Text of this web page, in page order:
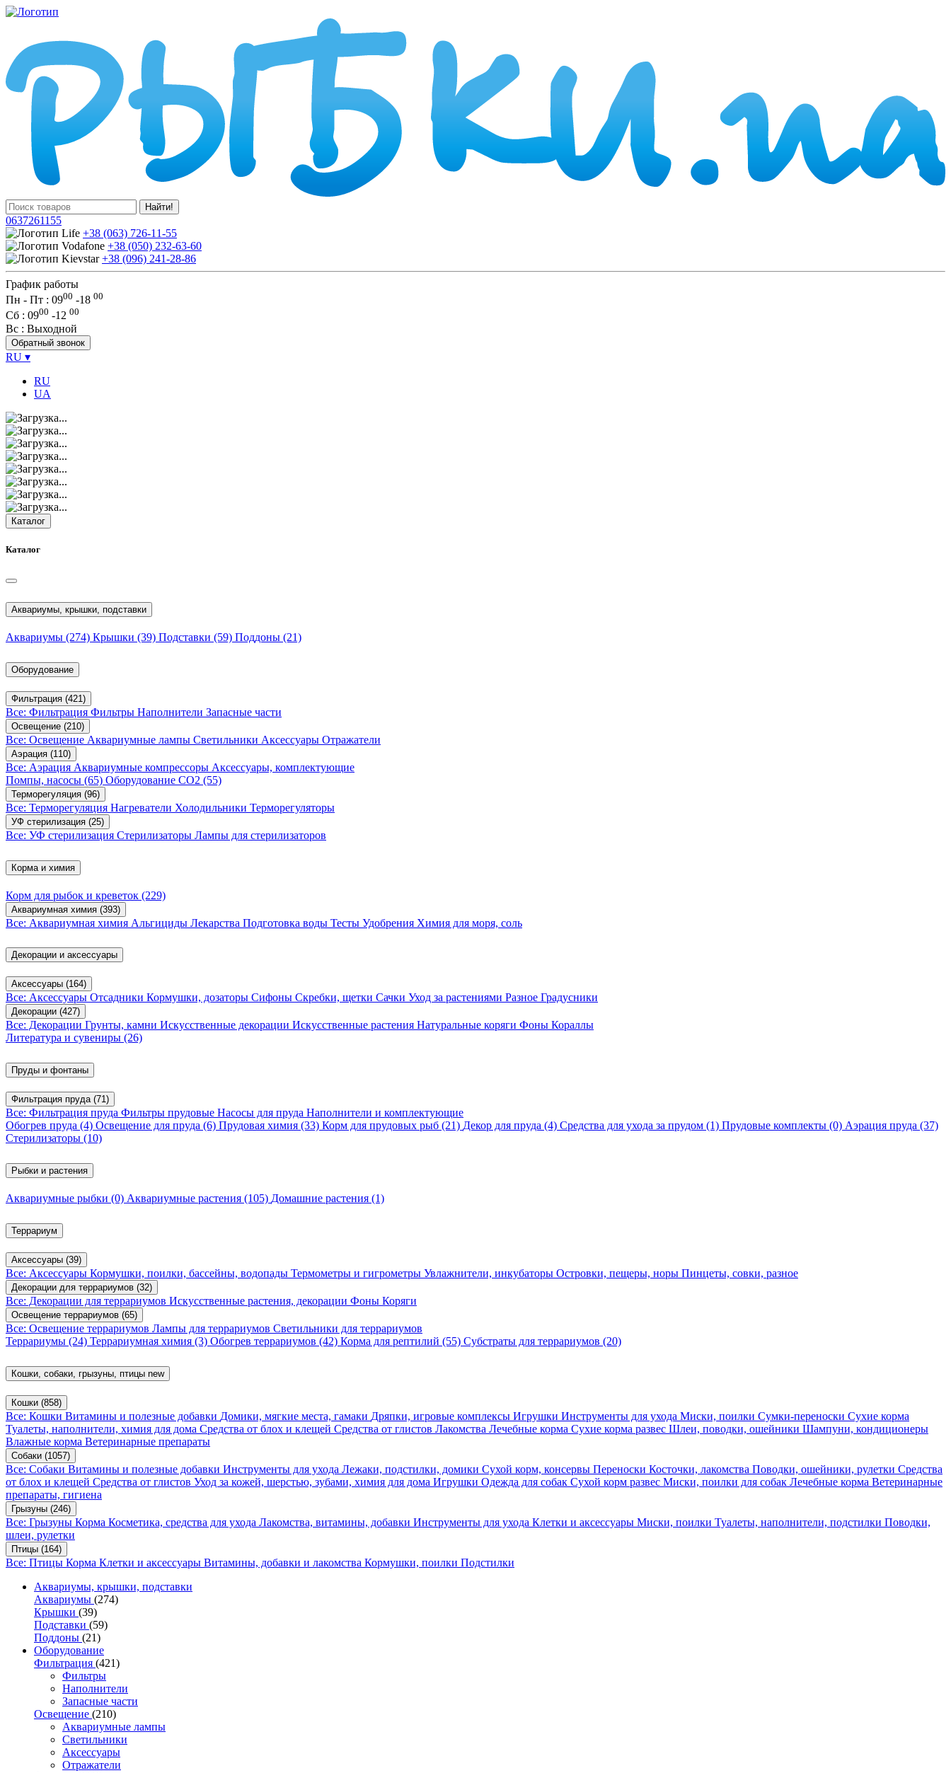
Найти!
0637261155
+38 (063) 726-11-55
+38 (050) 232-63-60
+38 (096) 241-28-86
График работы
Пн - Пт : 0900 -18 00
Сб : 0900 -12 00
Вс : Выходной
Обратный звонок
RU ▾
RU
UA
Каталог
Каталог
Аквариумы, крышки, подставки
Аквариумы (274) Крышки (39) Подставки (59) Поддоны (21)
Оборудование
Фильтрация (421)
Все: Фильтрация Фильтры Наполнители Запасные части
Освещение (210)
Все: Освещение Аквариумные лампы Светильники Аксессуары Отражатели
Аэрация (110)
Все: Аэрация Аквариумные компрессоры Аксессуары, комплектующие
Помпы, насосы (65) Оборудование CO2 (55)
Терморегуляция (96)
Все: Терморегуляция Нагреватели Холодильники Терморегуляторы
УФ стерилизация (25)
Все: УФ стерилизация Стерилизаторы Лампы для стерилизаторов
Корма и химия
Корм для рыбок и креветок (229)
Аквариумная химия (393)
Все: Аквариумная химия Альгициды Лекарства Подготовка воды Тесты Удобрения Химия для моря, соль
Декорации и аксессуары
Аксессуары (164)
Все: Аксессуары Отсадники Кормушки, дозаторы Сифоны Скребки, щетки Сачки Уход за растениями Разное Градусники
Декорации (427)
Все: Декорации Грунты, камни Искусственные декорации Искусственные растения Натуральные коряги Фоны Кораллы
Литература и сувениры (26)
Пруды и фонтаны
Фильтрация пруда (71)
Все: Фильтрация пруда Фильтры прудовые Насосы для пруда Наполнители и комплектующие
Обогрев пруда (4) Освещение для пруда (6) Прудовая химия (33) Корм для прудовых рыб (21) Декор для пруда (4) Средства для ухода за прудом (1) Прудовые комплекты (0) Аэрация пруда (37)
Стерилизаторы (10)
Рыбки и растения
Аквариумные рыбки (0) Аквариумные растения (105) Домашние растения (1)
Террариум
Аксессуары (39)
Все: Аксессуары Кормушки, поилки, бассейны, водопады Термометры и гигрометры Увлажнители, инкубаторы Островки, пещеры, норы Пинцеты, совки, разное
Декорации для террариумов (32)
Все: Декорации для террариумов Искусственные растения, декорации Фоны Коряги
Освещение террариумов (65)
Все: Освещение террариумов Лампы для террариумов Светильники для террариумов
Террариумы (24) Террариумная химия (3) Обогрев террариумов (42) Корма для рептилий (55) Субстраты для террариумов (20)
Кошки, собаки, грызуны, птицы new
Кошки (858)
Все: Кошки Витамины и полезные добавки Домики, мягкие места, гамаки Дряпки, игровые комплексы Игрушки Инструменты для ухода Миски, поилки Сумки-переноски Сухие корма
Туалеты, наполнители, химия для дома Средства от блох и клещей Средства от глистов Лакомства Лечебные корма Сухие корма развес Шлеи, поводки, ошейники Шампуни, кондиционеры
Влажные корма Ветеринарные препараты
Собаки (1057)
Все: Собаки Витамины и полезные добавки Инструменты для ухода Лежаки, подстилки, домики Сухой корм, консервы Переноски Косточки, лакомства Поводки, ошейники, рулетки Средства
от блох и клещей Средства от глистов Уход за кожей, шерстью, зубами, химия для дома Игрушки Одежда для собак Сухой корм развес Миски, поилки для собак Лечебные корма Ветеринарные
препараты, гигиена
Грызуны (246)
Все: Грызуны Корма Косметика, средства для ухода Лакомства, витамины, добавки Инструменты для ухода Клетки и аксессуары Миски, поилки Туалеты, наполнители, подстилки Поводки,
шлеи, рулетки
Птицы (164)
Все: Птицы Корма Клетки и аксессуары Витамины, добавки и лакомства Кормушки, поилки Подстилки
Аквариумы, крышки, подставки
Аквариумы (274)
Крышки (39)
Подставки (59)
Поддоны (21)
Оборудование
Фильтрация (421)
Фильтры
Наполнители
Запасные части
Освещение (210)
Аквариумные лампы
Светильники
Аксессуары
Отражатели